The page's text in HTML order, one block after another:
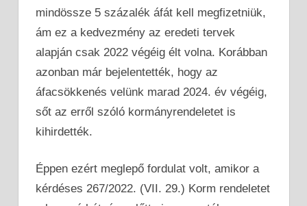
mindössze 5 százalék áfát kell megfizetniük,
ám ez a kedvezmény az eredeti tervek
alapján csak 2022 végéig élt volna. Korábban
azonban már bejelentették, hogy az
áfacsökkenés velünk marad 2024. év végéig,
sőt az erről szóló kormányrendeletet is
kihirdették.
Éppen ezért meglepő fordulat volt, amikor a
kérdéses 267/2022. (VII. 29.) Korm rendeletet